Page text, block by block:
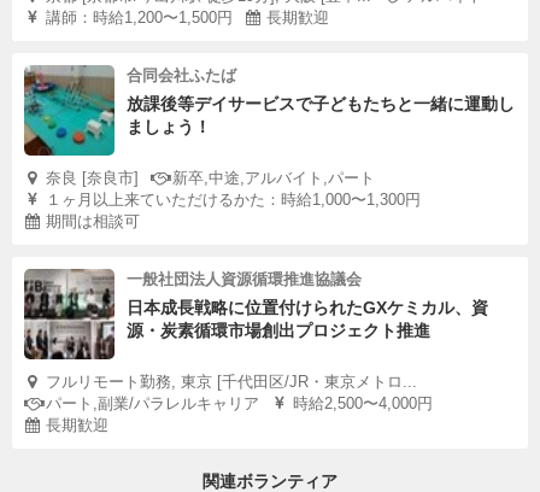
講師：時給1,200〜1,500円
長期歓迎
合同会社ふたば
放課後等デイサービスで子どもたちと一緒に運動し
ましょう！
奈良 [奈良市]
新卒,中途,アルバイト,パート
１ヶ月以上来ていただけるかた：時給1,000〜1,300円
期間は相談可
一般社団法人資源循環推進協議会
日本成長戦略に位置付けられたGXケミカル、資
源・炭素循環市場創出プロジェクト推進
フルリモート勤務, 東京 [千代田区/JR・東京メトロ...
パート,副業/パラレルキャリア
時給2,500〜4,000円
長期歓迎
関連ボランティア